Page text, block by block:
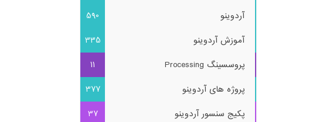
آردوینو
590
آموزش آردوینو
335
پروسسینگ Processing
11
پروژه های آردوینو
377
پکیج سنسور آردوینو
37